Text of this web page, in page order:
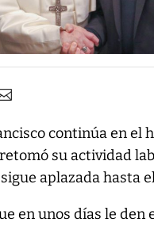
continúa en el
su actividad
aplazada hasta
en unos días le den